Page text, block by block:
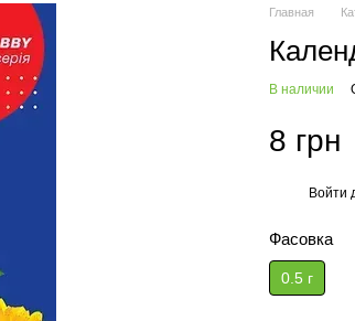
Главная
В наличии
8 грн
Войти
Фасовка
0.5 г